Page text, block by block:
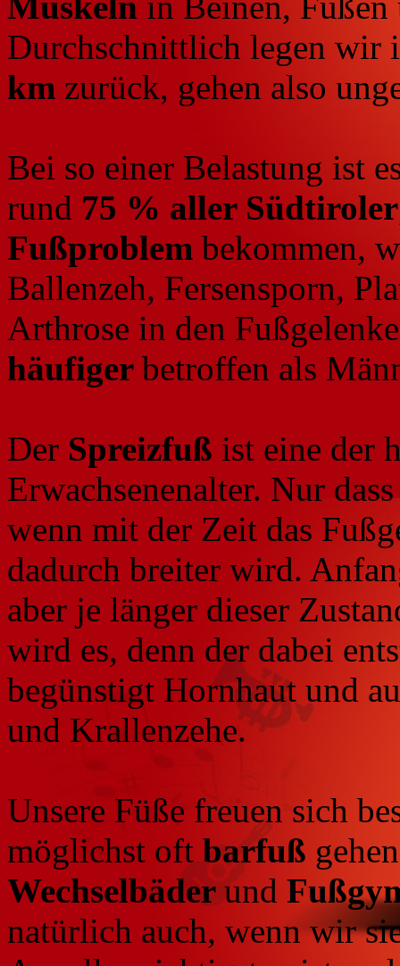
Durchschnittlich legen wir
km zurück, gehen also
Bei so einer Belastung ist
rund 75 % aller Südtiroler
Fußproblem bekommen,
Ballenzeh, Fersensporn,
Arthrose in den
häufiger betroffen als
Der Spreizfuß ist eine der
Erwachsenenalter. Nur
wenn mit der Zeit das
dadurch breiter wird.
aber je länger dieser
wird es, denn der dabei
begünstigt Hornhaut und
und Krallenzehe.
Unsere Füße freuen sich
möglichst oft barfuß
Wechselbäderund
natürlich auch, wenn wir